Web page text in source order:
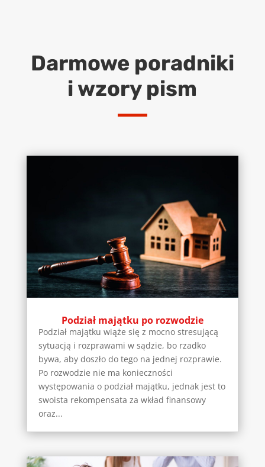
Darmowe poradniki
i wzory pism
Podział majątku po rozwodzie
Podział majątku wiąże się z mocno stresującą
sytuacją i rozprawami w sądzie, bo rzadko
bywa, aby doszło do tego na jednej rozprawie.
Po rozwodzie nie ma konieczności
występowania o podział majątku, jednak jest to
swoista rekompensata za wkład finansowy
oraz...